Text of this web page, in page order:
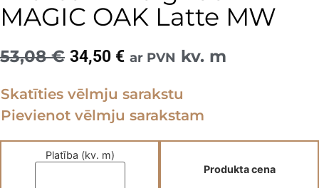
MAGIC OAK Latte MW
53,08€ Original
was:
53,08 €.
34,50 € Current
is:
ar PVN kv. m
Skatīties vēlmju sarakstu
Pievienot vēlmju sarakstam
Platība (kv. m)
Produkta cena